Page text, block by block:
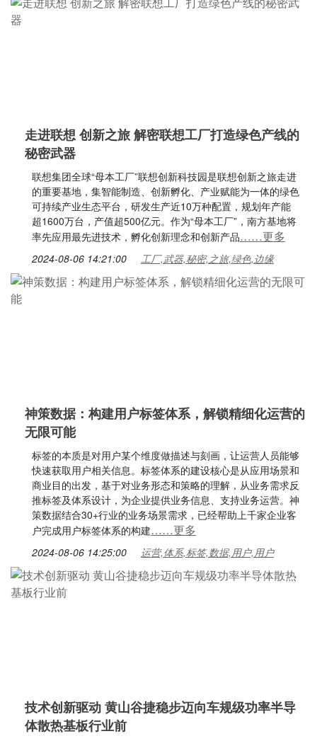
走进联想 创新之旅 解密联想工厂打造绿色产线的
秘密武器
联想集团全球“母本工厂”联想创新科技园是联想创新之旅走进
的重要基地，集智能制造、创新孵化、产业赋能为一体的绿色
可持续产业生态平台，研发生产近10万种配置，规划年产能
超1600万台，产值超500亿元。作为“母本工厂”，南方基地将
率先应用最先进技术，孵化创新理念和创新产品……更多
2024-08-06 14:21:00 工厂,武器,秘密,之旅,绿色,边缘
神策数据：构建用户标签体系，解锁精细化运营的
无限可能
标签的本质是对用户某个维度做描述与刻画，让运营人员能够
快速获取用户相关信息。标签体系的建设核心是从应用场景和
商业目的出发，基于对业务形态和策略的理解，从业务需求反
推标签及体系设计，为企业提供业务信息、支持业务运营。神
策数据结合30+行业的业务场景需求，已经帮助上千家企业客
户完成用户标签体系的构建……更多
2024-08-06 14:25:00 运营,体系,标签,数据,用户,用户
技术创新驱动 黄山谷捷稳步迈向车规级功率半导
体散热基板行业前